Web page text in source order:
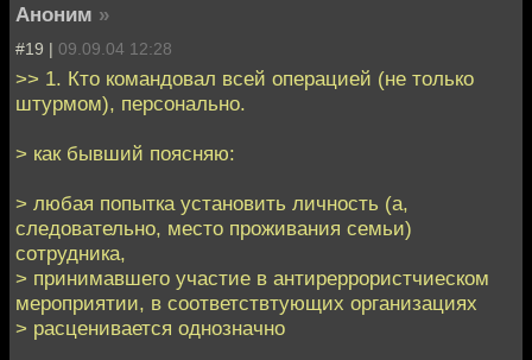
Аноним »
#19 | 09.09.04 12:28
>> 1. Кто командовал всей операцией (не только
штурмом), персонально.
> как бывший поясняю:
> любая попытка установить личность (а,
следовательно, место проживания семьи)
сотрудника,
> принимавшего участие в антиреррористчиеском
мероприятии, в соответствтующих организациях
> расценивается однозначно